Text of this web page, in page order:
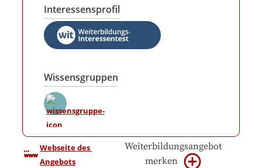
Interessensprofil
Wissensgruppen
Webseite des
Angebots
Weiterbildungsangebot
merken